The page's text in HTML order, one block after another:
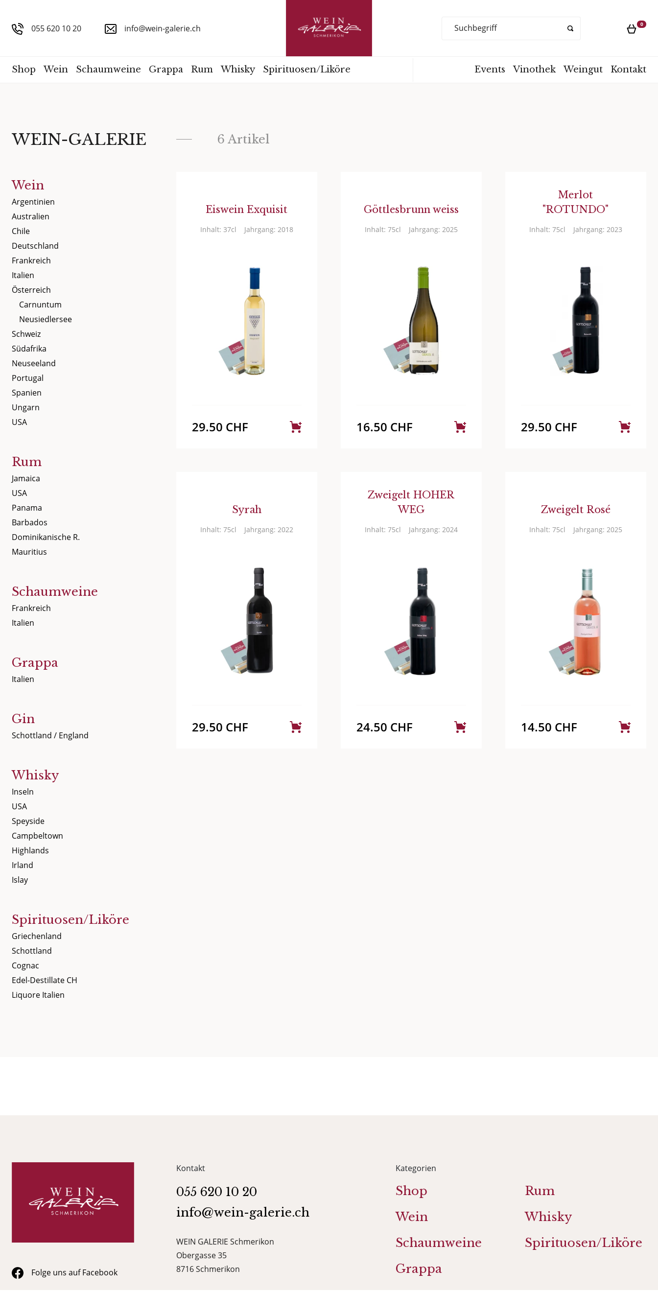
055 620 10 20 info@wein-galerie.ch search 0
Shop Wein Schaumweine Grappa Rum Whisky Spirituosen/Liköre Events Vinothek Weingut Kontakt
WEIN-GALERIE
Wein
Argentinien
Australien
Chile
Deutschland
Frankreich
Italien
Österreich
Carnuntum
Neusiedlersee
Schweiz
Südafrika
Neuseeland
Portugal
Spanien
Ungarn
USA
Rum
Jamaica
USA
Panama
Barbados
Dominikanische R.
Mauritius
Schaumweine
Frankreich
Italien
Grappa
Italien
Gin
Schottland / England
Whisky
Inseln
USA
Speyside
Campbeltown
Highlands
Irland
Islay
Spirituosen/Liköre
Griechenland
Schottland
Cognac
Edel-Destillate CH
Liquore Italien
6 Artikel
Eiswein Exquisit
Inhalt: 37cl Jahrgang: 2018
29.50 CHF
Göttlesbrunn weiss
Inhalt: 75cl Jahrgang: 2025
16.50 CHF
Merlot
"ROTUNDO"
Inhalt: 75cl Jahrgang: 2023
29.50 CHF
Syrah
Inhalt: 75cl Jahrgang: 2022
29.50 CHF
Zweigelt HOHER
WEG
Inhalt: 75cl Jahrgang: 2024
24.50 CHF
Zweigelt Rosé
Inhalt: 75cl Jahrgang: 2025
14.50 CHF
Folge uns auf Facebook
Kontakt
055 620 10 20
info@wein-galerie.ch
WEIN GALERIE Schmerikon
Obergasse 35
8716 Schmerikon
Kategorien
Shop
Wein
Schaumweine
Grappa
Rum
Whisky
Spirituosen/Liköre